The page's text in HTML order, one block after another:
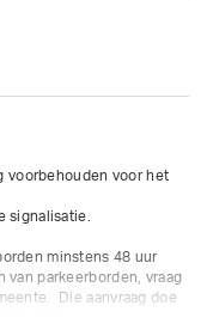
voorbehouden voor het
signalisatie.
minstens 48 uur
van parkeerborden, vraag
Die aanvraag doe